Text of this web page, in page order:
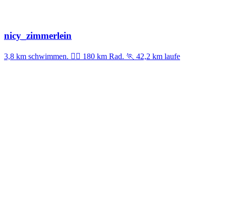
nicy_zimmerlein
3,8 km schwimmen. 🚣‍♀️ 180 km Rad. 🏃 42,2 km laufe